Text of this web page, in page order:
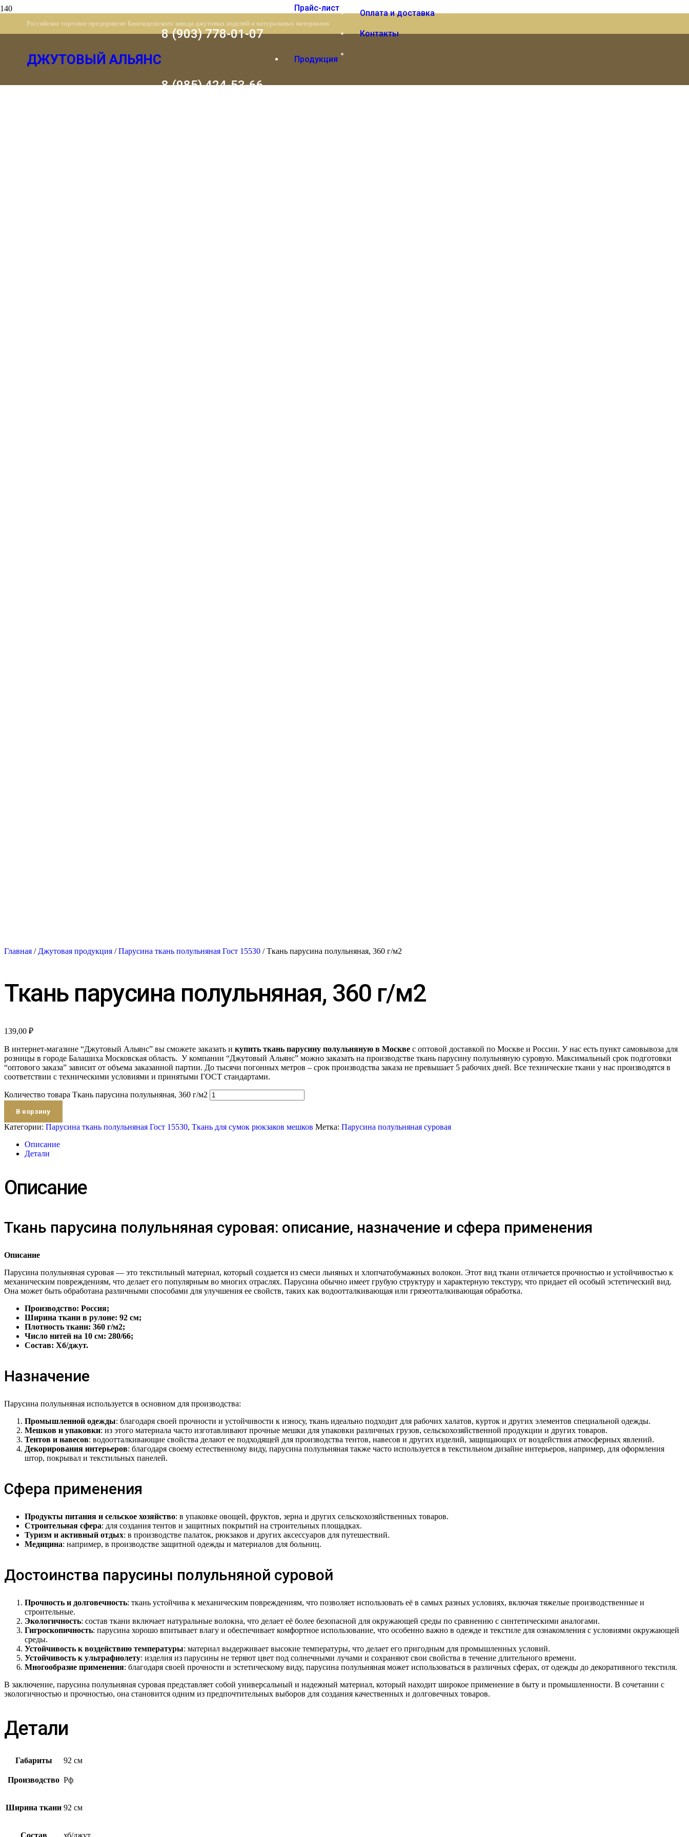
Российское торговое предприятие Бангладешского завода джутовых изделий и натуральных материалов
Оплата и доставка
Контакты
ДЖУТОВЫЙ АЛЬЯНС
8 (903) 778-01-07
8 (985) 424-53-66
Прайс-лист
Продукция
Главная / Джутовая продукция /Парусина ткань полульняная Гост 15530 / Ткань парусина полульняная, 360 г/м2
Ткань парусина полульняная, 360 г/м2
139,00 ₽
В интернет-магазине “Джутовый Альянс” вы сможете заказать и купить ткань парусину полульняную в Москве с оптовой доставкой по Москве и России. У нас есть пункт самовывоза для
розницы в городе Балашиха Московская область. У компании “Джутовый Альянс” можно заказать на производстве ткань парусину полульняную суровую. Максимальный срок подготовки
“оптового заказа” зависит от объема заказанной партии. До тысячи погонных метров – срок производства заказа не превышает 5 рабочих дней. Все технические ткани у нас производятся в
соответствии с техническими условиями и принятыми ГОСТ стандартами.
Количество товара Ткань парусина полульняная, 360 г/м2
В корзину
Категории: Парусина ткань полульняная Гост 15530, Ткань для сумок рюкзаков мешков Метка: Парусина полульняная суровая
Описание
Детали
Описание
Ткань парусина полульняная суровая: описание, назначение и сфера применения
Описание
Парусина полульняная суровая — это текстильный материал, который создается из смеси льняных и хлопчатобумажных волокон. Этот вид ткани отличается прочностью и устойчивостью к
механическим повреждениям, что делает его популярным во многих отраслях. Парусина обычно имеет грубую структуру и характерную текстуру, что придает ей особый эстетический вид.
Она может быть обработана различными способами для улучшения ее свойств, таких как водоотталкивающая или грязеотталкивающая обработка.
Производство: Россия;
Ширина ткани в рулоне: 92 см;
Плотность ткани: 360 г/м2;
Число нитей на 10 см: 280/66;
Состав: Хб/джут.
Назначение
Парусина полульняная используется в основном для производства:
Промышленной одежды: благодаря своей прочности и устойчивости к износу, ткань идеально подходит для рабочих халатов, курток и других элементов специальной одежды.
Мешков и упаковки: из этого материала часто изготавливают прочные мешки для упаковки различных грузов, сельскохозяйственной продукции и других товаров.
Тентов и навесов: водоотталкивающие свойства делают ее подходящей для производства тентов, навесов и других изделий, защищающих от воздействия атмосферных явлений.
Декорирования интерьеров: благодаря своему естественному виду, парусина полульняная также часто используется в текстильном дизайне интерьеров, например, для оформления
штор, покрывал и текстильных панелей.
Сфера применения
Продукты питания и сельское хозяйство: в упаковке овощей, фруктов, зерна и других сельскохозяйственных товаров.
Строительная сфера: для создания тентов и защитных покрытий на строительных площадках.
Туризм и активный отдых: в производстве палаток, рюкзаков и других аксессуаров для путешествий.
Медицина: например, в производстве защитной одежды и материалов для больниц.
Достоинства парусины полульняной суровой
Прочность и долговечность: ткань устойчива к механическим повреждениям, что позволяет использовать её в самых разных условиях, включая тяжелые производственные и
строительные.
Экологичность: состав ткани включает натуральные волокна, что делает её более безопасной для окружающей среды по сравнению с синтетическими аналогами.
Гигроскопичность: парусина хорошо впитывает влагу и обеспечивает комфортное использование, что особенно важно в одежде и текстиле для ознакомления с условиями окружающей
среды.
Устойчивость к воздействию температуры: материал выдерживает высокие температуры, что делает его пригодным для промышленных условий.
Устойчивость к ультрафиолету: изделия из парусины не теряют цвет под солнечными лучами и сохраняют свои свойства в течение длительного времени.
Многообразие применения: благодаря своей прочности и эстетическому виду, парусина полульняная может использоваться в различных сферах, от одежды до декоративного текстиля.
В заключение, парусина полульняная суровая представляет собой универсальный и надежный материал, который находит широкое применение в быту и промышленности. В сочетании с
экологичностью и прочностью, она становится одним из предпочтительных выборов для создания качественных и долговечных товаров.
Детали
Габариты 92 см
Производство Рф
Ширина ткани 92 см
Состав хб/джут